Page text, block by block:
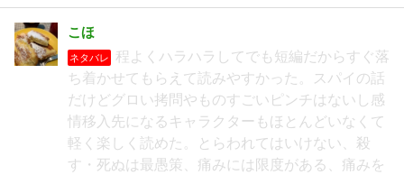
こほ
ネタバレ
程よくハラハラしてでも短編だからすぐ落
ち着かせてもらえて読みやすかった。スパイの話
だけどグロい拷問やものすごいピンチはないし感
情移入先になるキャラクターもほとんどいなくて
軽く楽しく読めた。とらわれてはいけない、殺
す・死ぬは最愚策、痛みには限度がある、痛みを